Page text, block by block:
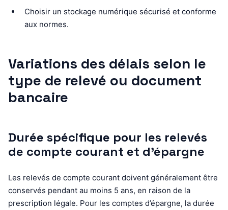
Choisir un stockage numérique sécurisé et conforme
aux normes.
Variations des délais selon le
type de relevé ou document
bancaire
Durée spécifique pour les relevés
de compte courant et d’épargne
Les relevés de compte courant doivent généralement être
conservés pendant au moins 5 ans, en raison de la
prescription légale. Pour les comptes d’épargne, la durée